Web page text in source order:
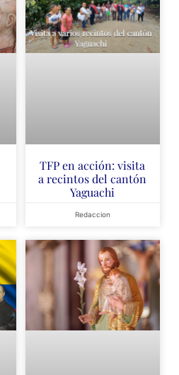
TFP en acción: visita
a recintos del cantón
Yaguachi
Redaccion